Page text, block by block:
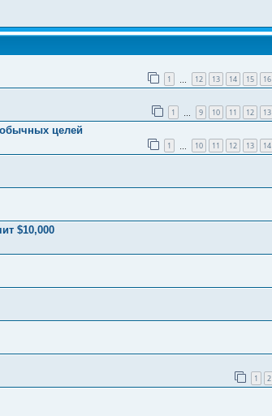
1 12 13 14 15 16
1 9 10 11 12 13
целей
1 10 11 12 13 14
$10,000
1 2